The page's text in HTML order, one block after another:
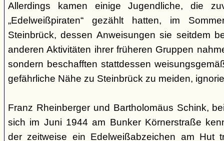
Allerdings kamen einige Jugendliche, die
„Edelweißpiraten“ gezählt hatten, im
Steinbrück, dessen Anweisungen sie seitdem
anderen Aktivitäten ihrer früheren Gruppen
sondern beschafften stattdessen
gefährliche Nähe zu Steinbrück zu meiden,
Franz Rheinberger und Bartholomäus Schink,
sich im Juni 1944 am Bunker Körnerstraße
der zeitweise ein Edelweißabzeichen am Hut